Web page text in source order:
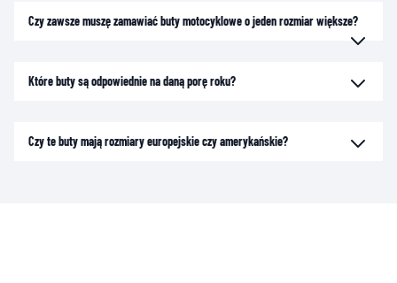
Czy zawsze muszę zamawiać buty motocyklowe o jeden rozmiar większe?
Które buty są odpowiednie na daną porę roku?
Czy te buty mają rozmiary europejskie czy amerykańskie?